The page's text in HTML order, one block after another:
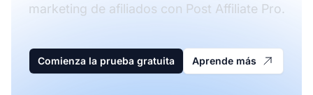
marketing de afiliados con Post Affiliate Pro.
Comienza la prueba gratuita Aprende más